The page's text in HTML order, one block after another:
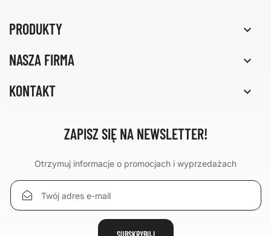
PRODUKTY 
NASZA FIRMA 
KONTAKT 
ZAPISZ SIĘ NA NEWSLETTER!
Otrzymuj informacje o promocjach i wyprzedażach